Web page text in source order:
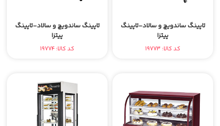
تاپینگ ساندویچ و سالاد-تاپینگ
پیتزا
کد کالا: 19773
تاپینگ ساندویچ و سالاد-تاپینگ
پیتزا
کد کالا: 19774